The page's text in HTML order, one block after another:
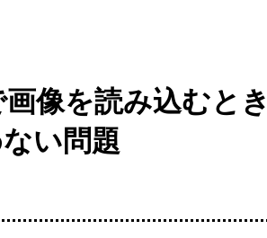
像を読み込むと
い問題